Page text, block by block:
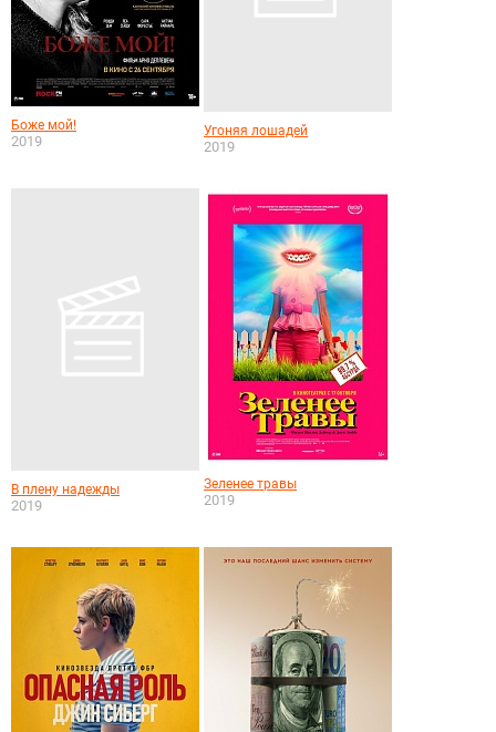
Боже мой!
2019
Угоняя лошадей
2019
В плену надежды
2019
Зеленее травы
2019